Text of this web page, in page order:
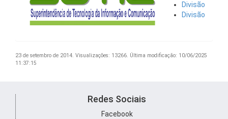
Divisão de
Divisão de
23 de setembro de 2014. Visualizações: 13266. Última modificação: 10/06/2025
11:37:15
Redes Sociais
Facebook